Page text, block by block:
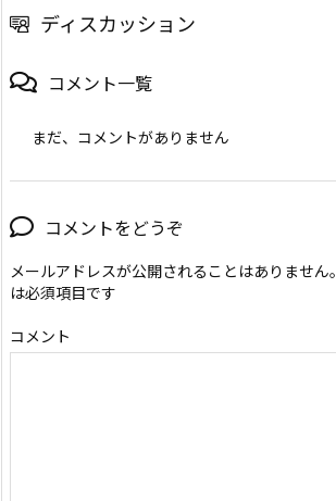
ディスカッション
コメント一覧
まだ、コメントがありません
コメントをどうぞ
メールアドレスが公開されることはありません。
は必須項目です
コメント